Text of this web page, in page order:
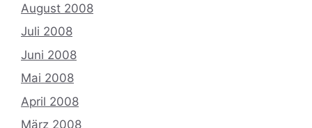
August 2008
Juli 2008
Juni 2008
Mai 2008
April 2008
März 2008